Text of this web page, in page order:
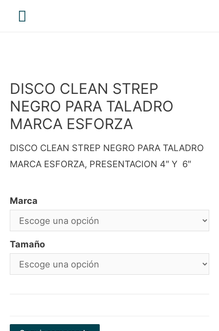
Menú
DISCO CLEAN STREP
NEGRO PARA TALADRO
MARCA ESFORZA
DISCO CLEAN STREP NEGRO PARA TALADRO
MARCA ESFORZA, PRESENTACION 4″ Y 6″
Marca
Tamaño